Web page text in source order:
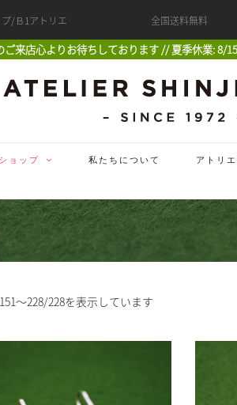
/Ｂ1アトリエ 全国送料無料
来店心よりお待ちしております // 夏季休業: 8/
ョップ 私たちについて アトリ
～228/228を表示しています